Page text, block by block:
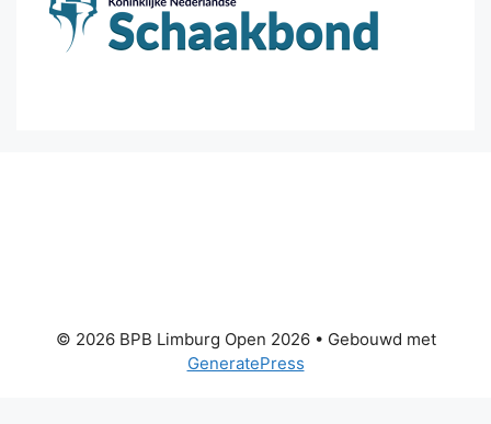
© 2026 BPB Limburg Open 2026• Gebouwd met
GeneratePress